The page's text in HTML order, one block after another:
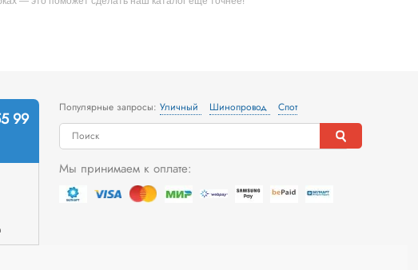
Популярные запросы: Уличный Шинопровод Спот
Мы принимаем к оплате:
99